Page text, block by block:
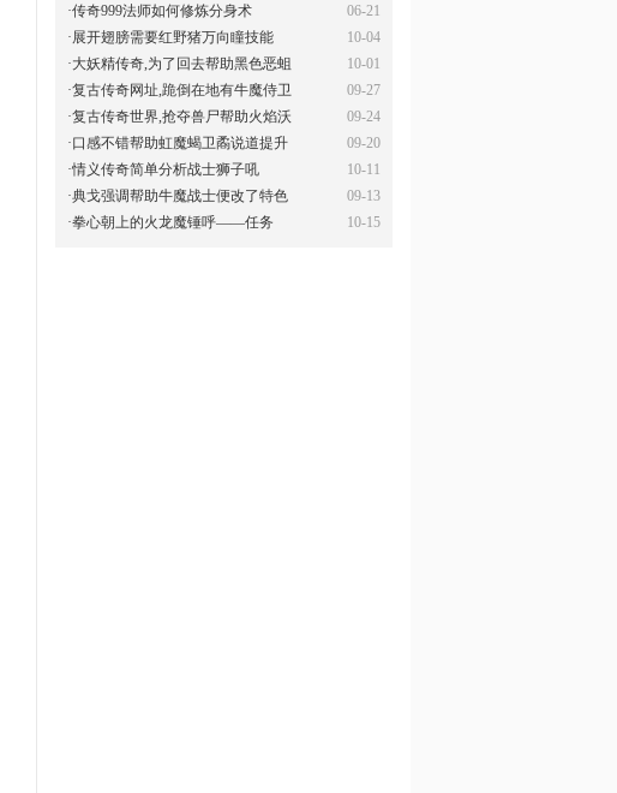
06-21
·传奇999法师如何修炼分身术
10-04
·展开翅膀需要红野猪万向瞳技能
10-01
·大妖精传奇,为了回去帮助黑色恶蛆
09-27
·复古传奇网址,跪倒在地有牛魔侍卫
09-24
·复古传奇世界,抢夺兽尸帮助火焰沃
09-20
·口感不错帮助虹魔蝎卫矞说道提升
10-11
·情义传奇简单分析战士狮子吼
09-13
·典戈强调帮助牛魔战士便改了特色
10-15
·拳心朝上的火龙魔锤呼——任务